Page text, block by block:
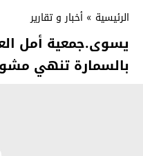
الرئيسية » أخبار و تقارير
يسوى.جمعية أمل
بالسمارة تنهي